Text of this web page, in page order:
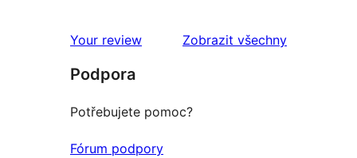
hodnocení
Your review
Zobrazit všechny
Podpora
Potřebujete pomoc?
Fórum podpory